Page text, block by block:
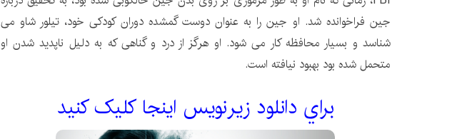
جین فراخوانده شد. او جین را به عنوان دوست گمشده دوران کودکی خود، تیلور شاو می
شناسد و بسیار محافظه کار می شود. او هرگز از درد و گناهی که به دلیل ناپدید شدن او
متحمل شده بود بهبود نیافته است.
براي دانلود زيرنويس اينجا کليک کنيد